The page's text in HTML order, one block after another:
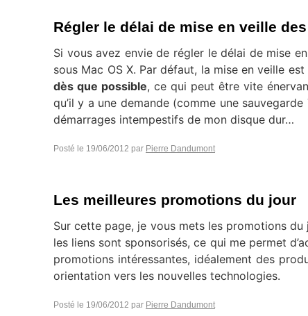
Régler le délai de mise en veille
Si vous avez envie de régler le délai de mise
sous Mac OS X. Par défaut, la mise en veille
dès que possible, ce qui peut être vite
qu’il y a une demande (comme une
démarrages intempestifs de mon disque dur…
Posté le 19/06/2012 par Pierre Dandumont
Les meilleures promotions du jour
Sur cette page, je vous mets les promotions
les liens sont sponsorisés, ce qui me permet
promotions intéressantes, idéalement des
orientation vers les nouvelles technologies.
Posté le 19/06/2012 par Pierre Dandumont